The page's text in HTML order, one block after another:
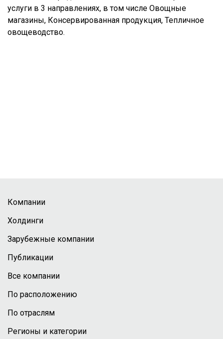
услуги в 3 направлениях, в том числе Овощные
магазины, Консервированная продукция, Тепличное
овощеводство.
Компании
Холдинги
Зарубежные компании
Публикации
Все компании
По расположению
По отраслям
Регионы и категории